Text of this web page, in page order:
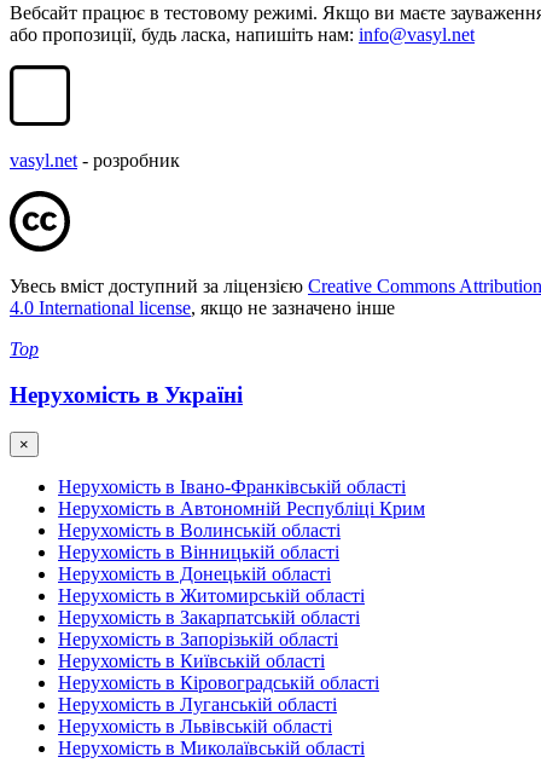
Вебсайт працює в тестовому режимі. Якщо ви маєте
або пропозиції, будь ласка, напишіть нам: info@vasyl.net
vasyl.net - розробник
Увесь вміст доступний за ліцензією Creative Commons Attribution
4.0 International license, якщо не зазначено інше
Top
Нерухомість в Україні
×
Нерухомість в Івано-Франківській області
Нерухомість в Автономній Республіці Крим
Нерухомість в Волинській області
Нерухомість в Вінницькій області
Нерухомість в Донецькій області
Нерухомість в Житомирській області
Нерухомість в Закарпатській області
Нерухомість в Запорізькій області
Нерухомість в Київській області
Нерухомість в Кіровоградській області
Нерухомість в Луганській області
Нерухомість в Львівській області
Нерухомість в Миколаївській області